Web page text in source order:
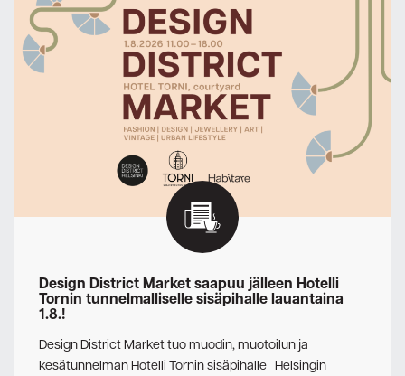
Design District Market saapuu jälleen Hotelli
Tornin tunnelmalliselle sisäpihalle lauantaina
1.8.!
Design District Market tuo muodin, muotoilun ja
kesätunnelman Hotelli Tornin sisäpihalle Helsingin